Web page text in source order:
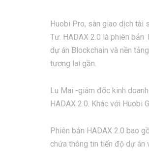
Huobi Pro, sàn giao dịch tài
Tư. HADAX 2.0 là phiên bản
dự án Blockchain và nền
tương lai gần.
Lu Mai -giám đốc kinh
HADAX 2.0. Khác với Huobi
Phiên bản HADAX 2.0 bao
chứa thông tin tiến độ dự án